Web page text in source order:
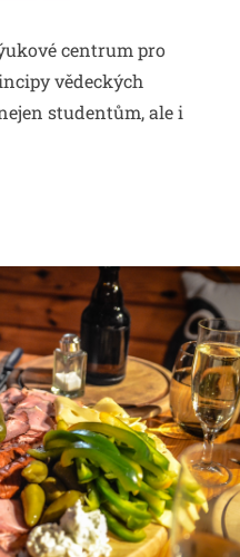
centrum pro
vědeckých
studentům, ale i